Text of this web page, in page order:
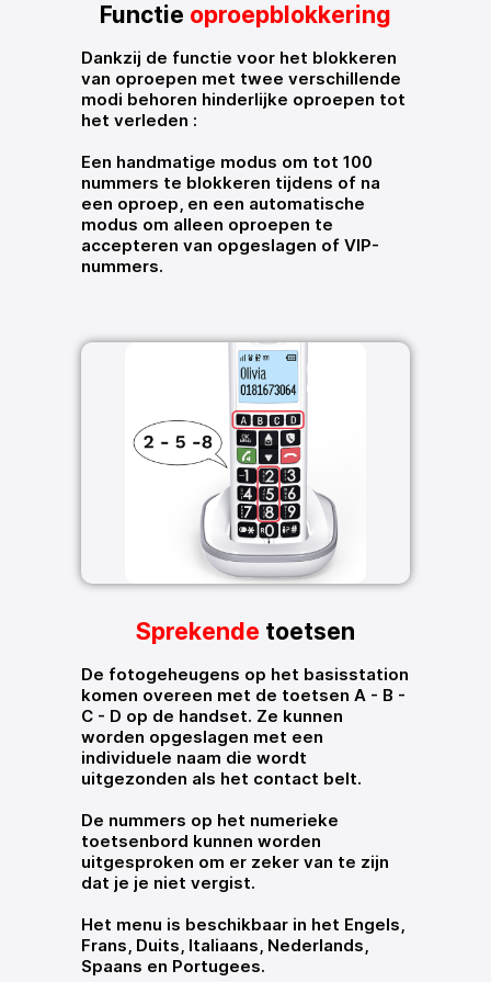
Functie oproepblokkering
Dankzij de functie voor het blokkeren
van oproepen met twee verschillende
modi behoren hinderlijke oproepen tot
het verleden :
Een handmatige modus om tot 100
nummers te blokkeren tijdens of na
een oproep, en een automatische
modus om alleen oproepen te
accepteren van opgeslagen of VIP-
nummers.
Sprekende toetsen
De fotogeheugens op het basisstation
komen overeen met de toetsen A - B -
C - D op de handset. Ze kunnen
worden opgeslagen met een
individuele naam die wordt
uitgezonden als het contact belt.
De nummers op het numerieke
toetsenbord kunnen worden
uitgesproken om er zeker van te zijn
dat je je niet vergist.
Het menu is beschikbaar in het Engels,
Frans, Duits, Italiaans, Nederlands,
Spaans en Portugees.